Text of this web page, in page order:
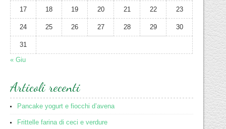
17 18 19 20 21 22 23
24 25 26 27 28 29 30
31
« Giu
Articoli recenti
Pancake yogurt e fiocchi d’avena
Frittelle farina di ceci e verdure